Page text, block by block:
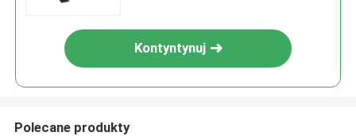
Kontyntynuj
Polecane produkty